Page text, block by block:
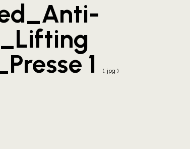
1
(. jpg )